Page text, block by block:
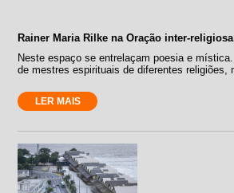
Rainer Maria Rilke na Oração inter-
Neste espaço se entrelaçam poesia e
de mestres espirituais de diferentes religiões,
LER MAIS